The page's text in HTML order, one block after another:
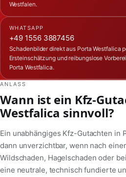
Westfalen.
WHATSAPP
+49 1556 3887456
Schadenbilder direkt aus Porta Westfalica
Ersteinschätzung und reibungslose
Porta Westfalica.
ANLASS
Wann ist ein Kfz-
Westfalica sinnvoll?
Ein unabhängiges Kfz-Gutachten in
dann unverzichtbar, wenn nach
Wildschaden, Hagelschaden oder
eine neutrale, technisch fundierte